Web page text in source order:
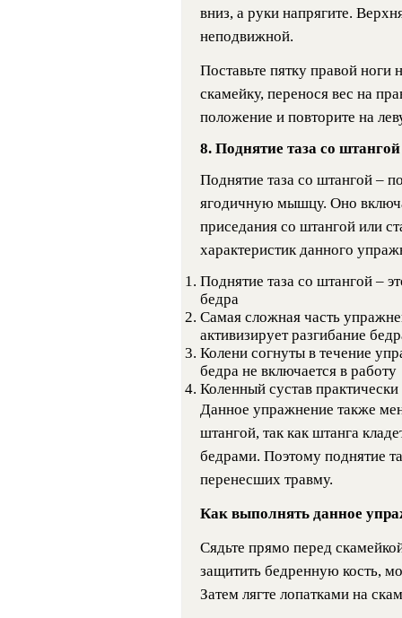
вниз, а руки напрягите.
неподвижной.
Поставьте пятку правой ноги
скамейку, перенося вес на
положение и повторите на
8. Поднятие таза со штангой
Поднятие таза со штангой –
ягодичную мышцу. Оно
приседания со штангой или
характеристик данного
Поднятие таза со штангой –
бедра
Самая сложная часть
активизирует разгибание
Колени согнуты в течение
бедра не включается в работу
Коленный сустав
Данное упражнение также
штангой, так как штанга
бедрами. Поэтому поднятие
перенесших травму.
Как выполнять данное
Сядьте прямо перед
защитить бедренную кость,
Затем лягте лопатками на